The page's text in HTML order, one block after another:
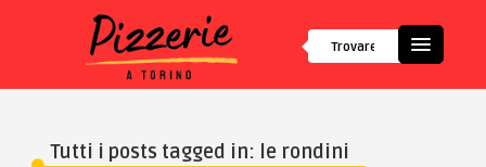
Tutti i posts tagged in: le rondini